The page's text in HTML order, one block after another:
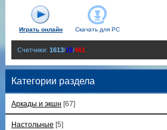
Играть онлайн Скачать дляPC
Счетчики: 1613/16/461
Категории раздела
Аркады и экшн [67]
Настольные [5]